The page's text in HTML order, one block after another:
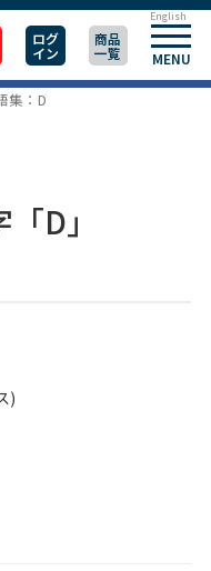
ログ
イン
商品
一覧 MENU
English
集：D
D」
)